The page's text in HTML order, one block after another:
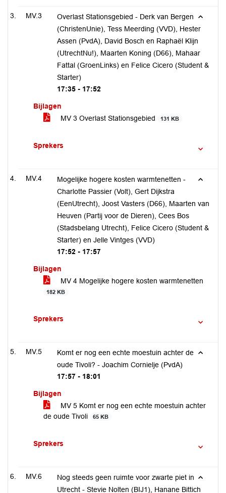
MV.3
Overlast Stationsgebied - Derk van Bergen
(ChristenUnie), Tess Meerding (VVD), Hester
Assen (PvdA), David Bosch en Raphaël Klijn
(UtrechtNu!), Maarten Koning (D66), Mahaar
Fattal (GroenLinks) en Felice Cicero (Student &
Starter)
17:35 - 17:52
Bijlagen
MV 3 Overlast Stationsgebied
131 KB
Sprekers
MV.4
Mogelijke hogere kosten warmtenetten -
Charlotte Passier (Volt), Gert Dijkstra
(EenUtrecht), Joost Vasters (D66), Maarten van
Heuven (Partij voor de Dieren), Cees Bos
(Stadsbelang Utrecht), Felice Cicero (Student &
Starter) en Jelle Vintges (VVD)
17:52 - 17:57
Bijlagen
MV 4 Mogelijke hogere kosten warmtenetten
182 KB
Sprekers
MV.5
Komt er nog een echte moestuin achter de
oude Tivoli? - Joachim Cornielje (PvdA)
17:57 - 18:01
Bijlagen
MV 5 Komt er nog een echte moestuin achter
de oude Tivoli
65 KB
Sprekers
MV.6
Nog steeds geen ruimte voor zwarte piet in
Utrecht - Stevie Nolten (BIJ1), Hanane Bittich